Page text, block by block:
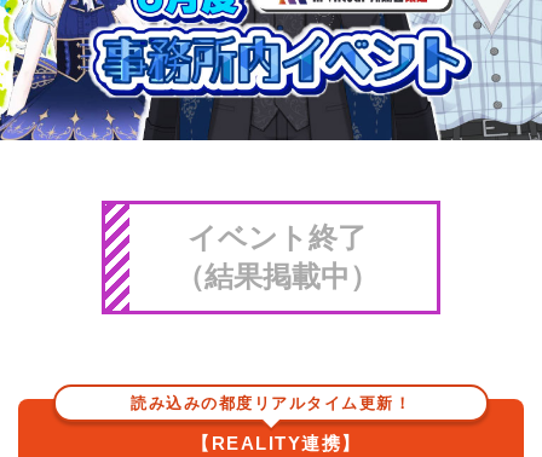
イベント終了
（結果掲載中）
読み込みの都度リアルタイム更新！
【REALITY連携】